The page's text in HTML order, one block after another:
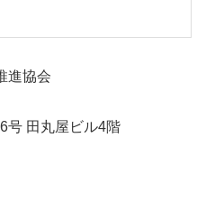
進協会
号 田丸屋ビル4階